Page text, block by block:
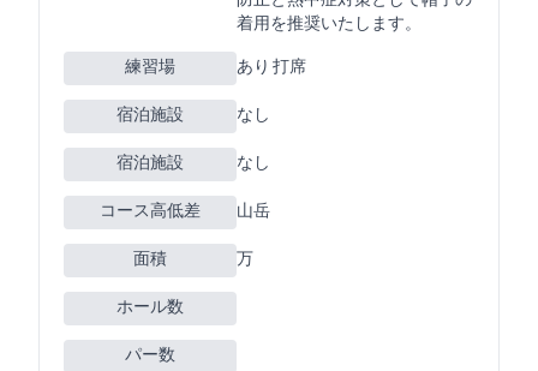
着用を推奨いたします。
練習場 あり 44Y 10打席
宿泊施設 なし
宿泊施設 なし
コース高低差 山岳
面積 65万m2
ホール数
パー数